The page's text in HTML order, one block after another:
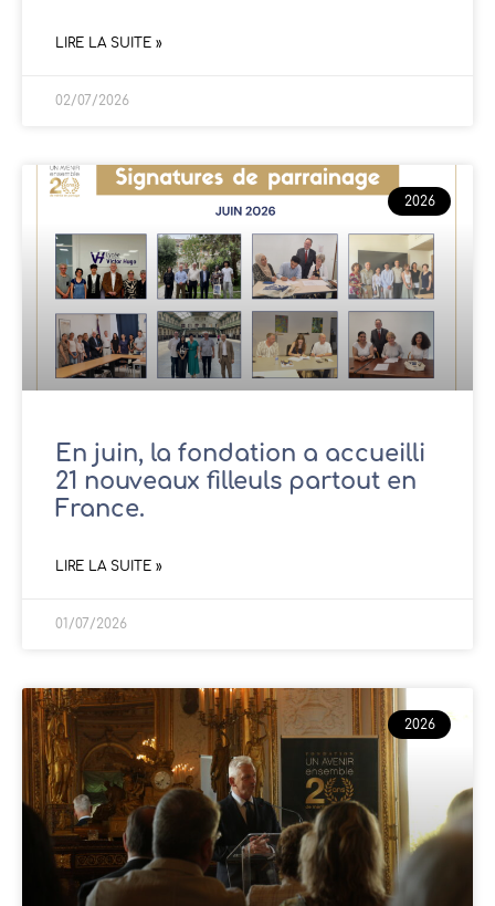
LIRE LA SUITE »
02/07/2026
2026
En juin, la fondation a accueilli
21 nouveaux filleuls partout en
France.
LIRE LA SUITE »
01/07/2026
2026